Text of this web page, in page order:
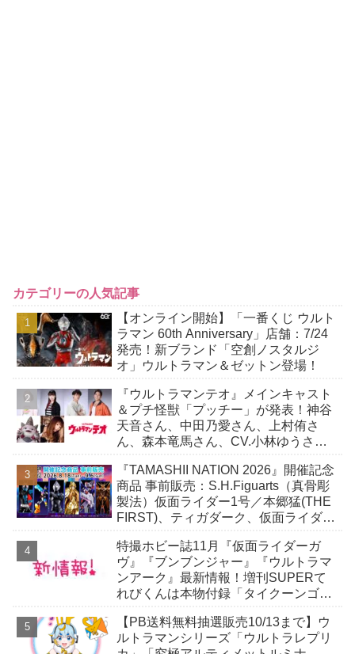
カテゴリーの人気記事
【オンライン開始】「一番くじ ウルト
ラマン 60th Anniversary」店舗：7/24
発売！新ブランド「空創ノスタルジ
オ」ウルトラマン＆ゼットン登場！
『ウルトラマンテオ』メインキャスト
＆プチ怪獣「プッチー」が発表！神谷
天音さん、中田乃愛さん、上村侑さ
ん、森本竜馬さん、CV.小林ゆうさ
『TAMASHII NATION 2026』開催記念
商品 事前販売：S.H.Figuarts（真骨彫
製法）仮面ライダー1号／本郷猛(THE
FIRST)、ティガダーク、仮面ライダー
特撮ホビー誌11月『仮面ライダーガ
ヴ』『ブンブンジャー』『ウルトラマ
ンアーク』最新情報！増刊SUPERて
れびくんは本物付録「タイクーンゴチ
【PB送料無料抽選販売10/13まで】ウ
ルトラマンシリーズ「ウルトラレプリ